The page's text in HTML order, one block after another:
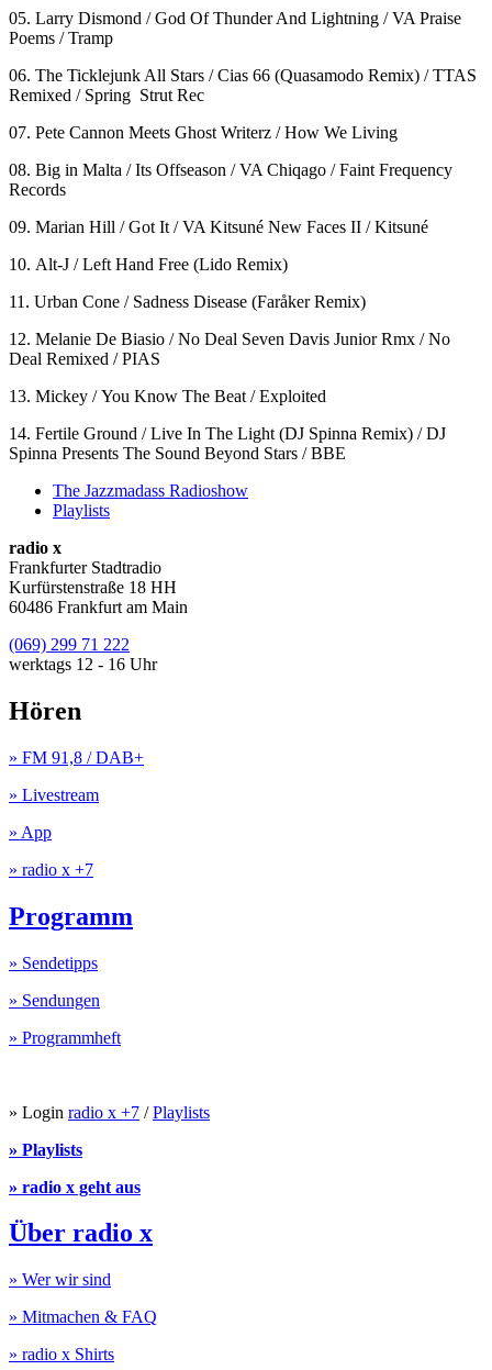
05. Larry Dismond / God Of Thunder And Lightning / VA Praise
Poems / Tramp
06. The Ticklejunk All Stars / Cias 66 (Quasamodo Remix) / TTAS
Remixed / Spring Strut Rec
07. Pete Cannon Meets Ghost Writerz / How We Living
08. Big in Malta / Its Offseason / VA Chiqago / Faint Frequency
Records
09. Marian Hill / Got It / VA Kitsuné New Faces II / Kitsuné
10. Alt-J / Left Hand Free (Lido Remix)
11. Urban Cone / Sadness Disease (Faråker Remix)
12. Melanie De Biasio / No Deal Seven Davis Junior Rmx / No
Deal Remixed / PIAS
13. Mickey / You Know The Beat / Exploited
14. Fertile Ground / Live In The Light (DJ Spinna Remix) / DJ
Spinna Presents The Sound Beyond Stars / BBE
The Jazzmadass Radioshow
Playlists
radio x
Frankfurter Stadtradio
Kurfürstenstraße 18 HH
60486 Frankfurt am Main
(069) 299 71 222
werktags 12 - 16 Uhr
Hören
» FM 91,8 / DAB+
» Livestream
» App
» radio x +7
Programm
» Sendetipps
» Sendungen
» Programmheft
» Login radio x +7 /Playlists
» Playlists
» radio x geht aus
Über radio x
» Wer wir sind
» Mitmachen & FAQ
» radio x Shirts